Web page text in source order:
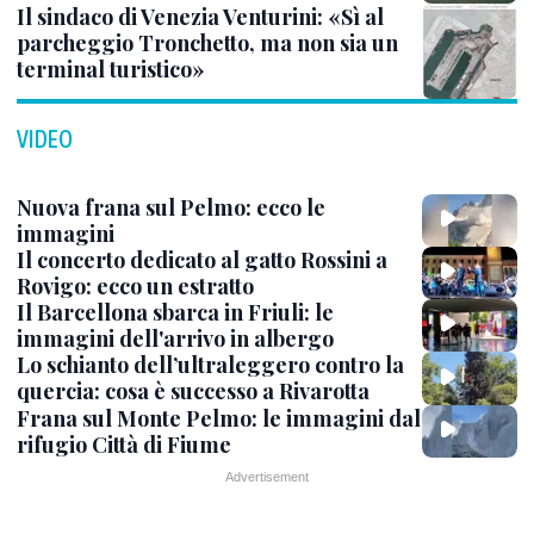
Il sindaco di Venezia Venturini: «Sì al
parcheggio Tronchetto, ma non sia un
terminal turistico»
VIDEO
Nuova frana sul Pelmo: ecco le
immagini
Il concerto dedicato al gatto Rossini a
Rovigo: ecco un estratto
Il Barcellona sbarca in Friuli: le
immagini dell'arrivo in albergo
Lo schianto dell’ultraleggero contro la
quercia: cosa è successo a Rivarotta
Frana sul Monte Pelmo: le immagini dal
rifugio Città di Fiume